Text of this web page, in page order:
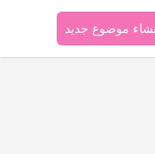
موضوع جديد